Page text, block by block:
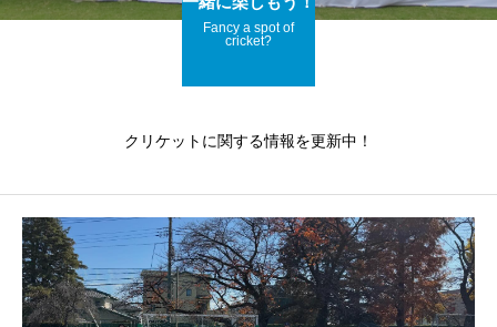
Fancy a spot of
cricket?
クリケットに関する情報を更新中！